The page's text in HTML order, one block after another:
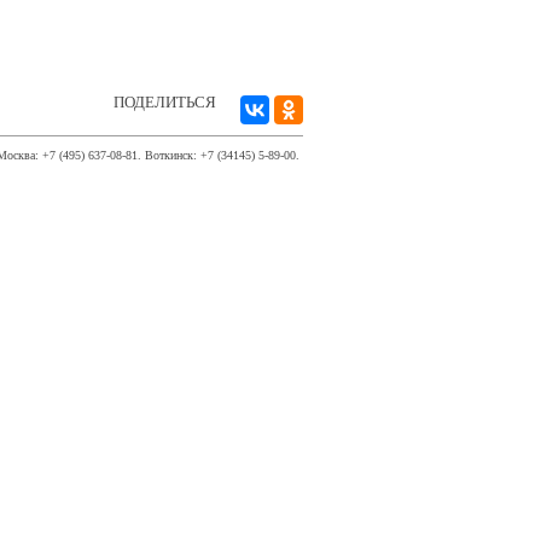
ПОДЕЛИТЬСЯ
+7 (495) 637-08-81. Воткинск: +7 (34145) 5-89-00.